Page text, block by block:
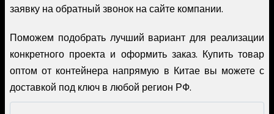
заявку на обратный звонок на сайте компании.
Поможем подобрать лучший вариант для реализации
конкретного проекта и оформить заказ. Купить товар
оптом от контейнера напрямую в Китае вы можете с
доставкой под ключ в любой регион РФ.